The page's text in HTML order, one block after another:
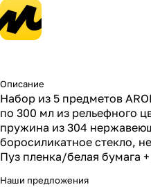
Описание
Набор из 5 предметов
по 300 мл из рельефного
пружина из 304
боросиликатное стекло,
Пуз пленка/белая бумага
Наши предложения